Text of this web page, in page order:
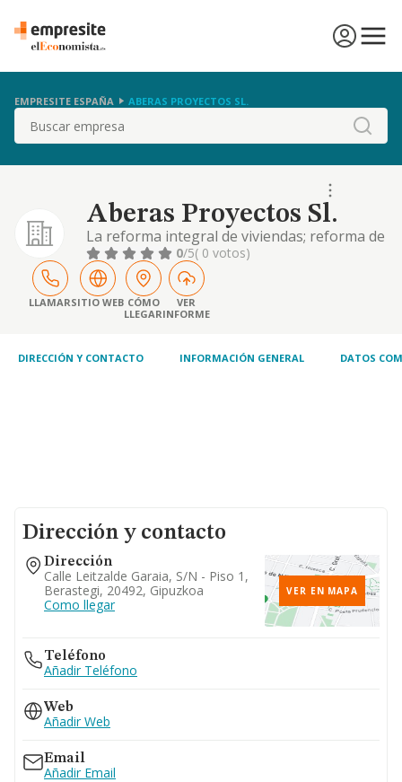
EMPRESITE ESPAÑA ABERAS PROYECTOS SL.
Buscar
Aberas Proyectos Sl.
La reforma integral de viviendas; reforma de
fachadas y tejados, obras de construcción,
albañilería, carpintería, fontanería y pintura
en general; la limpieza de fachadas y edificios
en general
0/5( 0 votos)
LLAMARSITIO WEB CÓMO
LLEGAR
VER
INFORME
DIRECCIÓN Y CONTACTO INFORMACIÓN GENERAL DATOS
Dirección y contacto
Dirección
Calle Leitzalde Garaia, S/n - Piso 1,
Berastegi, 20492, Gipuzkoa
Como llegar
VER EN MAPA
Teléfono
Añadir Teléfono
Web
Añadir Web
Email
Añadir Email